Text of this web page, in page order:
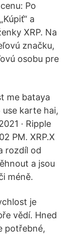
Po
a
XRP. Na
značku,
osobu pre
me bataya
use karte hai,
· Ripple
PM. XRP.X
rozdíl od
a jsou
méně.
je
vědí. Hned
potřebné,